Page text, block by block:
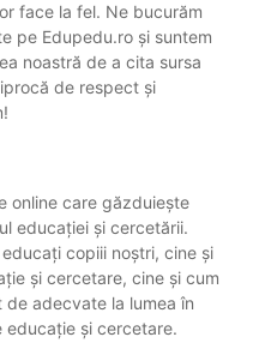
face la fel. Ne bucurăm
pe Edupedu.ro și suntem
noastră de a cita sursa
de respect și
online care găzduiește
educației și cercetării.
copiii noștri, cine și
și cercetare, cine și cum
adecvate la lumea în
educație și cercetare.